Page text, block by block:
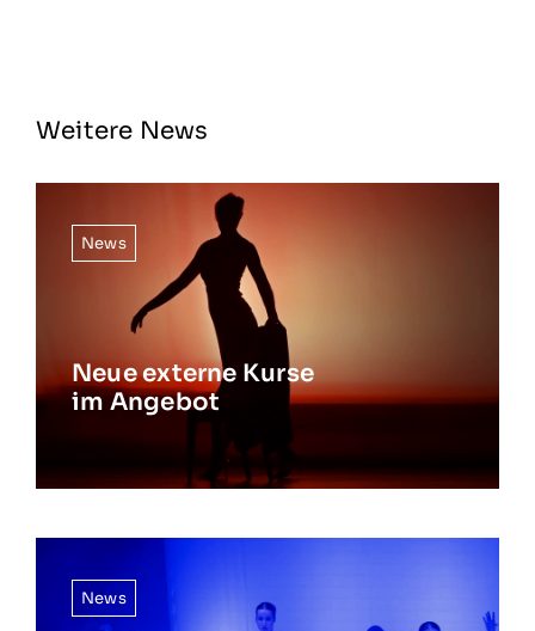
Weitere News
News
Neue externe Kurse
im Angebot
News